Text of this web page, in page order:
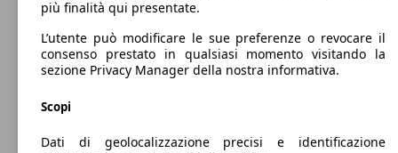
Numero di marce
-
Coppia
198 nm
Cilindrata
1995 ccm
Carburante
Benzina
Trasmissione
più finalità qui presentate.
L’utente può modificare le sue preferenze o revocare il
consenso prestato in qualsiasi momento visitando la
sezione Privacy Manager della nostra informativa.
Scopi
Dati di geolocalizzazione precisi e identificazione